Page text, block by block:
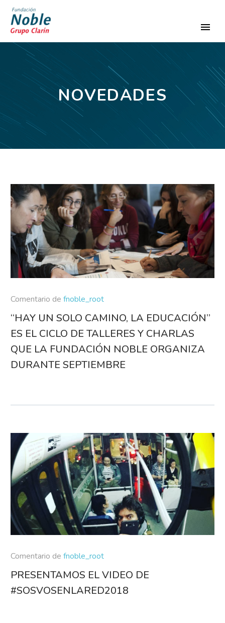
NOVEDADES
Comentario de fnoble_root
“HAY UN SOLO CAMINO, LA EDUCACIÓN”
ES EL CICLO DE TALLERES Y CHARLAS
QUE LA FUNDACIÓN NOBLE ORGANIZA
DURANTE SEPTIEMBRE
Comentario de fnoble_root
PRESENTAMOS EL VIDEO DE
#SOSVOSENLARED2018